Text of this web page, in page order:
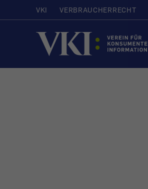
VKI VERBRAUCHERRECHT
Startseite